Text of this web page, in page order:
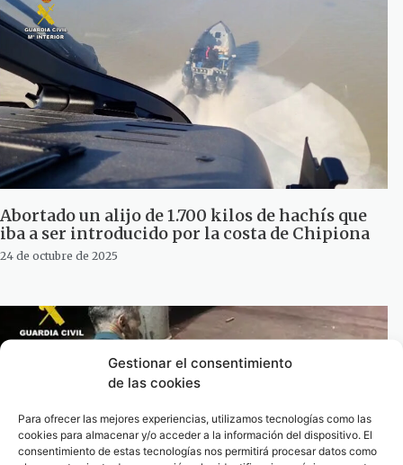
Gestionar el consentimiento
de las cookies
Para ofrecer las mejores experiencias, utilizamos tecnologías como las
cookies para almacenar y/o acceder a la información del dispositivo. El
consentimiento de estas tecnologías nos permitirá procesar datos como
Abortado un alijo de 1.700 kilos de hachís que
iba a ser introducido por la costa de Chipiona
24 de octubre de 2025